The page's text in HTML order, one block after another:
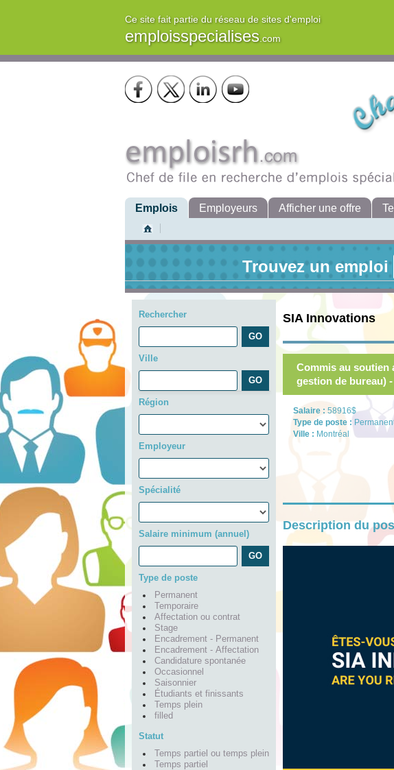
Ce site fait partie du réseau de sites d'emploi
emploisspecialises.com
Emplois Employeurs Afficher une offre
Trouvez un emploi
Rechercher
Ville
Région
Employeur
Spécialité
Salaire minimum (annuel)
Type de poste
Permanent
Temporaire
Affectation ou contrat
Stage
Encadrement - Permanent
Encadrement - Affectation
Candidature spontanée
Occasionnel
Saisonnier
Étudiants et finissants
Temps plein
filled
Statut
Temps partiel ou temps plein
Temps partiel
SIA Innovations
Commis au soutien
gestion de bureau)
Salaire : 58916$
Type de poste :
Ville : Montréal
Description du